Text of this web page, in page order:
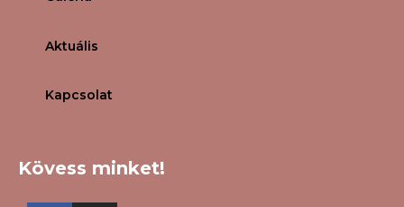
Aktuális
Kapcsolat
Kövess minket!